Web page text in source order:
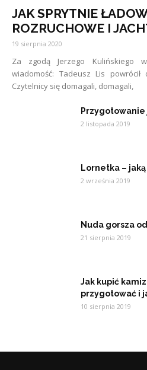
JAK SPRYTNIE
ROZRUCHOWE I
19 sierpnia 2020
Za zgodą Jerzego Kulińskiego
wiadomość: Tadeusz Lis
Czytelnicy się domagali, domagali,
2 listopada 2019
Lornetka –
2 września 2019
Nuda gorsza
21 sierpnia 2019
Jak kupić
przygotować i
10 sierpnia 2019